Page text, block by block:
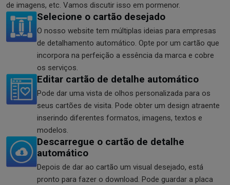
de imagens, etc. Vamos discutir isso em pormenor.
Selecione o cartão desejado
O nosso website tem múltiplas ideias para empresas
de detalhamento automático. Opte por um cartão que
incorpora na perfeição a essência da marca e cobre
os serviços.
Editar cartão de detalhe automático
Pode dar uma vista de olhos personalizada para os
seus cartões de visita. Pode obter um design atraente
inserindo diferentes formatos, imagens, textos e
modelos.
Descarregue o cartão de detalhe
automático
Depois de dar ao cartão um visual desejado, está
pronto para fazer o download. Pode guardar a placa